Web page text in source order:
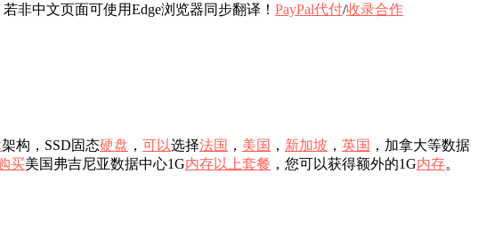
非中文页面可使用Edge浏览器同步翻译！ PayPal代付/收录合作
架构，SSD固态硬盘 ， 可以选择法国 ， 美国 ， 新加坡 ， 英国 ，加拿大等数据
买美国弗吉尼亚数据中心1G内存以上套餐 ，您可以获得额外的1G内存。